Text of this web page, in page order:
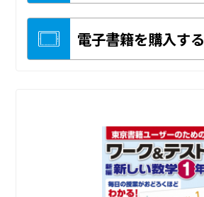
電子書籍を購入する